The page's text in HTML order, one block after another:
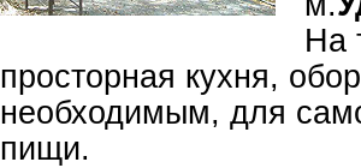
На
просторная кухня,
необходимым, для
пищи.